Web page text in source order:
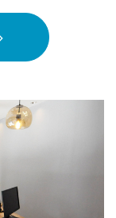
keyboard_arrow_right